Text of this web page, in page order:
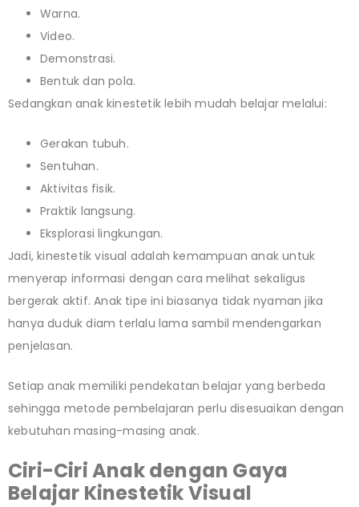
Warna.
Video.
Demonstrasi.
Bentuk dan pola.
Sedangkan anak kinestetik lebih mudah belajar melalui:
Gerakan tubuh.
Sentuhan.
Aktivitas fisik.
Praktik langsung.
Eksplorasi lingkungan.
Jadi, kinestetik visual adalah kemampuan anak untuk
menyerap informasi dengan cara melihat sekaligus
bergerak aktif. Anak tipe ini biasanya tidak nyaman jika
hanya duduk diam terlalu lama sambil mendengarkan
penjelasan.
Setiap anak memiliki pendekatan belajar yang berbeda
sehingga metode pembelajaran perlu disesuaikan dengan
kebutuhan masing-masing anak.
Ciri-Ciri Anak dengan Gaya
Belajar Kinestetik Visual